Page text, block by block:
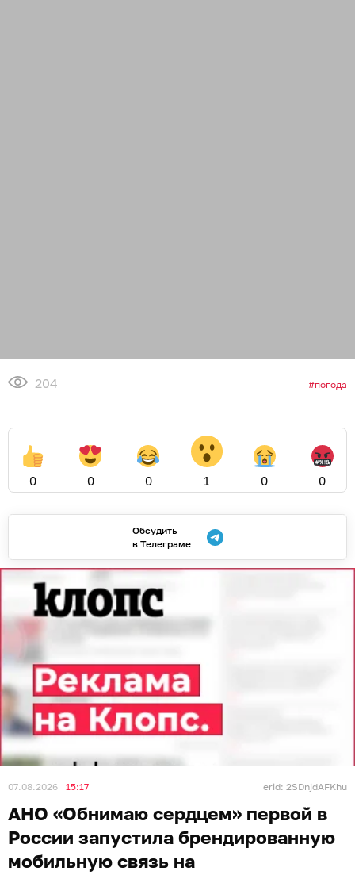
России запустила брендированную
мобильную связь на
регулярной поддержки
инклюзивных проектов
КАЛИНИНГРАД
АНО «Обнимаю сердцем», развивающая
экосистему естественной инклюзии, запустила
брендированную мобильную связь «ХОРОВОД
Мобайл» на базе платформы Smart MVNO
(«умный» виртуальный мобильный оператор) от
Билайна.